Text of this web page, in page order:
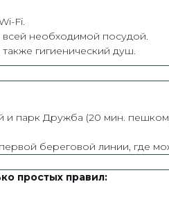
Fi.
необходимой посудой.
гигиенический душ.
парк Дружба (20 мин.
береговой линии, где
простых правил: